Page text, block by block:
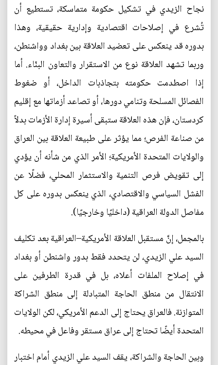
نجاح الزيدي في تشكيل حكومة متماسكة، تستطيع أن
تُشرع في إصلاحات اقتصادية وإدارية حقيقية، وهذا
بدوره قد ينعكس على تعضيد العلاقة بين بغداد وواشنطن،
وربما تشهد العلاقة نوع من الاستقرار والتعاون البنّاء. أما
إذا اصطدمت حكومته بتجاذبات الداخل، أو ضغوط
الفصائل المسلحة وتنامي دورها، أو تصاعد أزماتها مع إقليم
كردستان، فإن هذه العلاقة ستبقى أسيرة إدارة الأزمات بدلاً
من صناعة الفرص؛ مما يؤثر على طبيعة العلاقة بين العراق
والولايات المتحدة الأمريكية؛ الأمر الذي من شأنه أن يؤدي
إلى تقويض فرص التنمية والاستثمار المحلي، فضلًا عن
الفشل السياسي والاقتصادي، الذي ينعكس بدوره على كل
مفاصل الدولة العراقية (داخليًا وخارجيًا).
بالمجمل، إنَّ مستقبل العلاقة الأمريكية–العراقية بعد تكليف
السيد علي الزيدي، لن يتحدد فقط بدور واشنطن أو بغداد
في إصلاح الملفات أعلاه، بل في قدرة الطرفين على
الانتقال من منطق الحاجة المتبادلة إلى منطق الشراكة
المتوازنة. فالعراق يحتاج إلى الدعم الأمريكي، لكن الولايات
المتحدة أيضًا تحتاج إلى عراق مستقر وفاعل في محيطه.
وبين الحاجة والشراكة، يقف السيد علي الزيدي أمام اختبار